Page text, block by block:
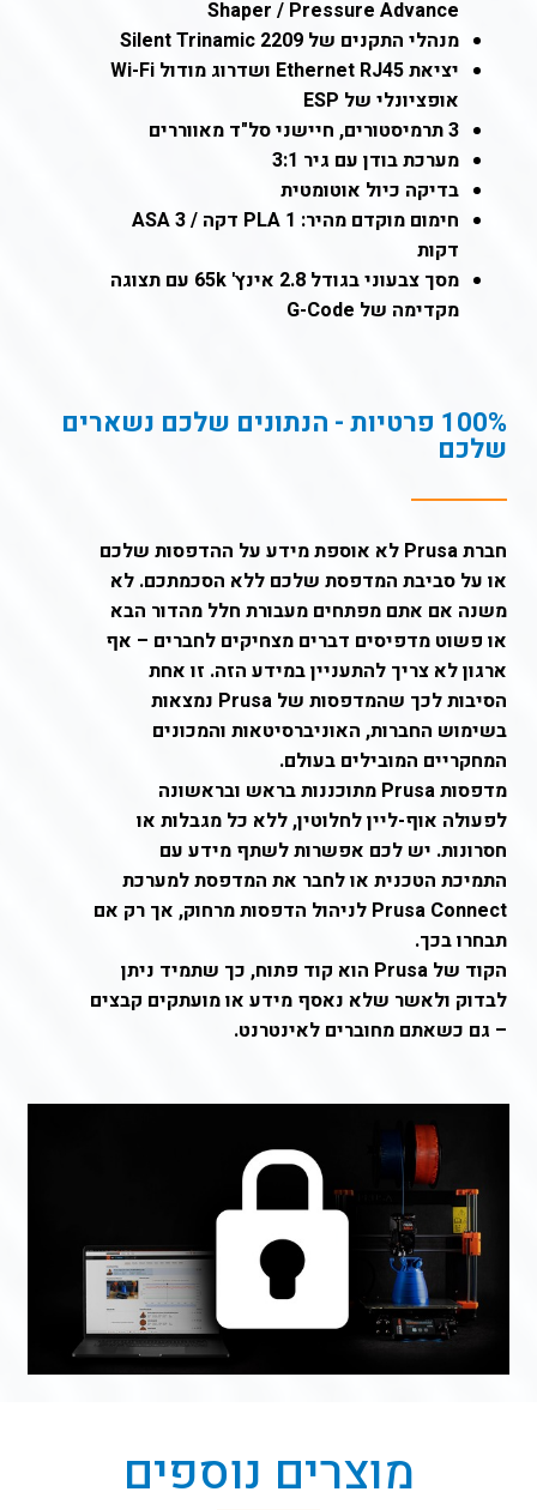
Shaper / Pressure Advance
מנהלי התקנים של Silent Trinamic 2209
יציאת Ethernet RJ45 ושדרוג מודול Wi-Fi
אופציונלי של ESP
3 תרמיסטורים, חיישני סל"ד מאווררים
מערכת בודן עם גיר 3:1
בדיקה כיול אוטומטית
חימום מוקדם מהיר: PLA 1 דקה / ASA 3
דקות
מסך צבעוני בגודל 2.8 אינץ' 65k עם תצוגה
מקדימה של G-Code
100% פרטיות - הנתונים שלכם נשארים
שלכם
חברת Prusa לא אוספת מידע על ההדפסות שלכם
או על סביבת המדפסת שלכם ללא הסכמתכם. לא
משנה אם אתם מפתחים מעבורת חלל מהדור הבא
או פשוט מדפיסים דברים מצחיקים לחברים – אף
ארגון לא צריך להתעניין במידע הזה. זו אחת
הסיבות לכך שהמדפסות של Prusa נמצאות
בשימוש החברות, האוניברסיטאות והמכונים
המחקריים המובילים בעולם.
מדפסות Prusa מתוכננות בראש ובראשונה
לפעולה אוף-ליין לחלוטין, ללא כל מגבלות או
חסרונות. יש לכם אפשרות לשתף מידע עם
התמיכת הטכנית או לחבר את המדפסת למערכת
Prusa Connect לניהול הדפסות מרחוק, אך רק אם
תבחרו בכך.
הקוד של Prusa הוא קוד פתוח, כך שתמיד ניתן
לבדוק ולאשר שלא נאסף מידע או מועתקים קבצים
– גם כשאתם מחוברים לאינטרנט.
מוצרים נוספים